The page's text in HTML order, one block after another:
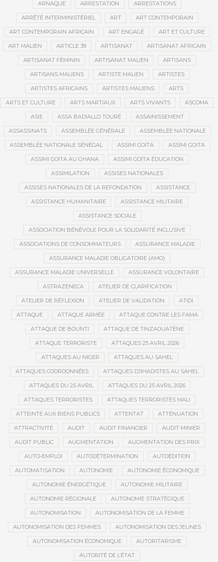
ARNAQUE ARRESTATION ARRESTATIONS
ARRÊTÉ INTERMINISTÉRIEL ART ART CONTEMPORAIN
ART CONTEMPORAIN AFRICAIN ART ENGAGÉ ART ET CULTURE
ART MALIEN ARTICLE 39 ARTISANAT ARTISANAT AFRICAIN
ARTISANAT FÉMININ ARTISANAT MALIEN ARTISANS
ARTISANS MALIENS ARTISTE MALIEN ARTISTES
ARTISTES AFRICAINS ARTISTES MALIENS ARTS
ARTS ET CULTURE ARTS MARTIAUX ARTS VIVANTS ASCOMA
ASIE ASSA BADIALLO TOURÉ ASSAINISSEMENT
ASSASSINATS ASSEMBLÉE GÉNÉRALE ASSEMBLÉE NATIONALE
ASSEMBLÉE NATIONALE SÉNÉGAL ASSIMI GOÏTA ASSIMI GOITA
ASSIMI GOITA AU GHANA ASSIMI GOÏTA ÉDUCATION
ASSIMILATION ASSISES NATIONALES
ASSISES NATIONALES DE LA REFONDATION ASSISTANCE
ASSISTANCE HUMANITAIRE ASSISTANCE MILITAIRE
ASSISTANCE SOCIALE
ASSOCIATION BÉNÉVOLE POUR LA SOLIDARITÉ INCLUSIVE
ASSOCIATIONS DE CONSOMMATEURS ASSURANCE MALADIE
ASSURANCE MALADIE OBLIGATOIRE (AMO)
ASSURANCE MALADIE UNIVERSELLE ASSURANCE VOLONTAIRE
ASTRAZENECA ATELIER DE CLARIFICATION
ATELIER DE RÉFLEXION ATELIER DE VALIDATION ATIDI
ATTAQUE ATTAQUE ARMÉE ATTAQUE CONTRE LES FAMA
ATTAQUE DE BOUNTI ATTAQUE DE TINZAOUATÈNE
ATTAQUE TERRORISTE ATTAQUES 25 AVRIL 2026
ATTAQUES AU NIGER ATTAQUES AU SAHEL
ATTAQUES COORDONNÉES ATTAQUES DJIHADISTES AU SAHEL
ATTAQUES DU 25 AVRIL ATTAQUES DU 25 AVRIL 2026
ATTAQUES TERRORISTES ATTAQUES TERRORISTES MALI
ATTEINTE AUX BIENS PUBLICS ATTENTAT ATTÉNUATION
ATTRACTIVITÉ AUDIT AUDIT FINANCIER AUDIT MINIER
AUDIT PUBLIC AUGMENTATION AUGMENTATION DES PRIX
AUTO-EMPLOI AUTODÉTERMINATION AUTOÉDITION
AUTOMATISATION AUTONOMIE AUTONOMIE ÉCONOMIQUE
AUTONOMIE ÉNERGÉTIQUE AUTONOMIE MILITAIRE
AUTONOMIE RÉGIONALE AUTONOMIE STRATÉGIQUE
AUTONOMISATION AUTONOMISATION DE LA FEMME
AUTONOMISATION DES FEMMES AUTONOMISATION DES JEUNES
AUTONOMISATION ÉCONOMIQUE AUTORITARISME
AUTORITÉ DE L’ÉTAT